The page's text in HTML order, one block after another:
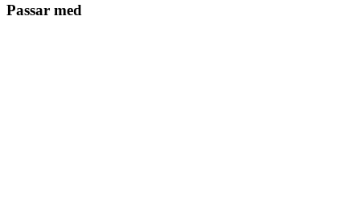
Passar med